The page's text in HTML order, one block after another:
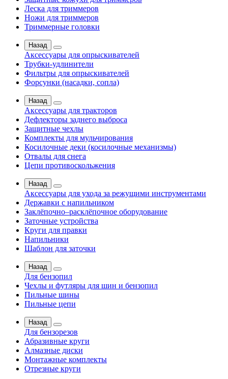
Леска для триммеров
Ножи для триммеров
Триммерные головки
Назад
Аксессуары для опрыскивателей
Трубки-удлинители
Фильтры для опрыскивателей
Форсунки (насадки, сопла)
Назад
Аксессуары для тракторов
Дефлекторы заднего выброса
Защитные чехлы
Комплекты для мульчирования
Косилочные деки (косилочные механизмы)
Отвалы для снега
Цепи противоскольжения
Назад
Аксессуары для ухода за режущими инструментами
Державки с напильником
Заклёпочно–расклёпочное оборудование
Заточные устройства
Круги для правки
Напильники
Шаблон для заточки
Назад
Для бензопил
Чехлы и футляры для шин и бензопил
Пильные шины
Пильные цепи
Назад
Для бензорезов
Абразивные круги
Алмазные диски
Монтажные комплекты
Отрезные круги